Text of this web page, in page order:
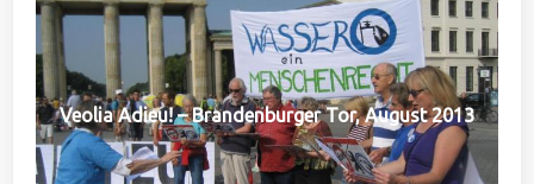
Veolia Adieu! – Brandenburger Tor, August 2013